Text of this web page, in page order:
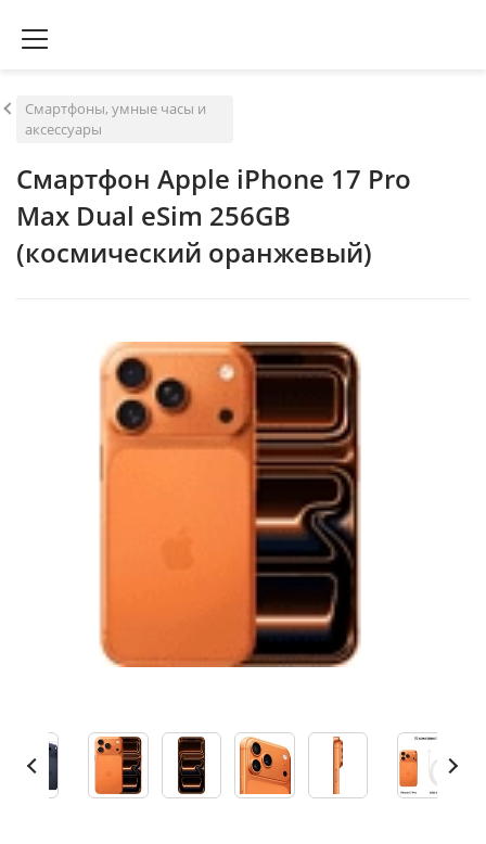
Смартфоны, умные часы и
аксессуары
Смартфон Apple iPhone 17 Pro
Max Dual eSim 256GB
(космический оранжевый)